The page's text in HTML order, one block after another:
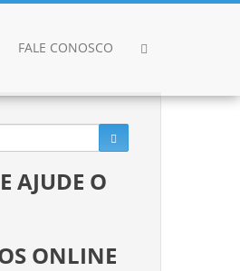
FALE CONOSCO
AJUDE O
ONLINE